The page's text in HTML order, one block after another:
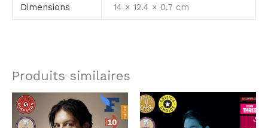
Dimensions 14 × 12.4 × 0.7 cm
Produits similaires